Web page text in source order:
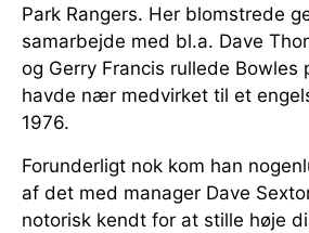
Park Rangers. Her blomstrede
samarbejde med bl.a. Dave
og Gerry Francis rullede Bowles
havde nær medvirket til et
1976.
Forunderligt nok kom han
af det med manager Dave
notorisk kendt for at stille høje